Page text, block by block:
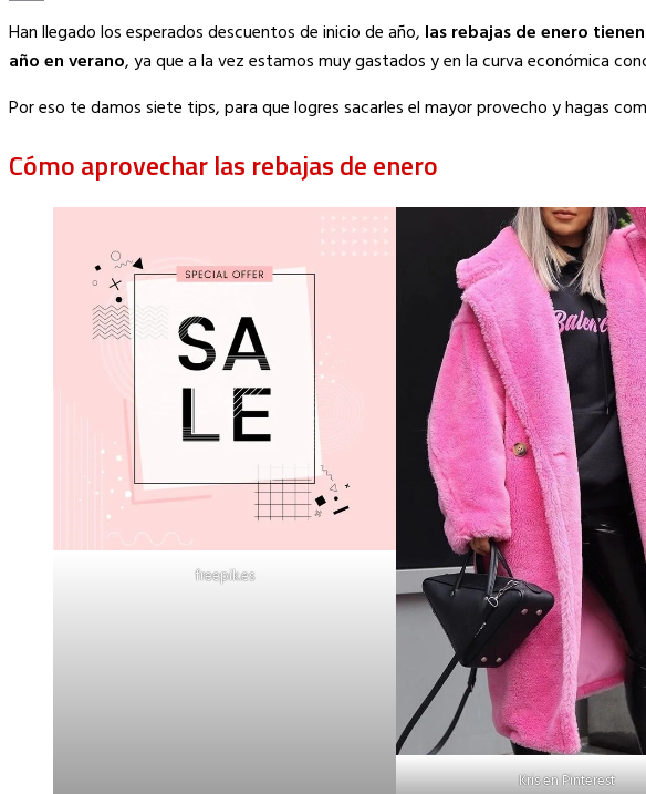
Copy
Link
Han llegado los esperados descuentos de inicio de año, las rebajas de enero
año en verano, ya que a la vez estamos muy gastados y en la curva económica
Por eso te damos siete tips, para que logres sacarles el mayor provecho y hagas
Cómo aprovechar las rebajas de enero
freepik.es
Kris en Pinterest